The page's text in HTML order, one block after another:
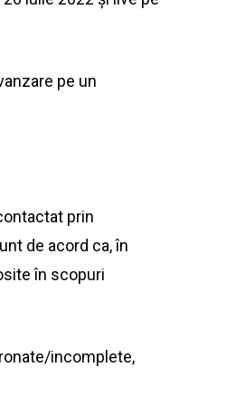
pe un
prin
de acord ca, în
în scopuri
incomplete,